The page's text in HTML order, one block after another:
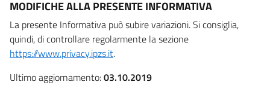
MODIFICHE ALLA PRESENTE INFORMATIVA
La presente Informativa può subire variazioni. Si consiglia,
quindi, di controllare regolarmente la sezione
https://www.privacy.ipzs.it.
Ultimo aggiornamento:03.10.2019